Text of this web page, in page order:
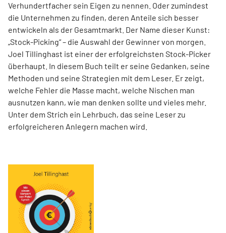
Verhundertfacher sein Eigen zu nennen. Oder zumindest
die Unternehmen zu finden, deren Anteile sich besser
entwickeln als der Gesamtmarkt. Der Name dieser Kunst:
„Stock-Picking“ – die Auswahl der Gewinner von morgen.
Joel Tillinghast ist einer der erfolgreichsten Stock-Picker
überhaupt. In diesem Buch teilt er seine Gedanken, seine
Methoden und seine Strategien mit dem Leser. Er zeigt,
welche Fehler die Masse macht, welche Nischen man
ausnutzen kann, wie man denken sollte und vieles mehr.
Unter dem Strich ein Lehrbuch, das seine Leser zu
erfolgreicheren Anlegern machen wird.